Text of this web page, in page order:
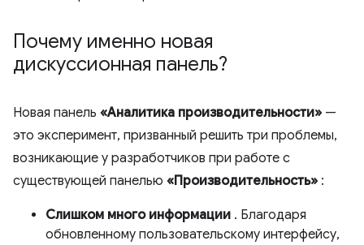
Почему именно новая
дискуссионная панель?
Новая панель «Аналитика производительности» —
это эксперимент, призванный решить три проблемы,
возникающие у разработчиков при работе с
существующей панелью «Производительность» :
Слишком много информации . Благодаря
обновленному пользовательскому интерфейсу,